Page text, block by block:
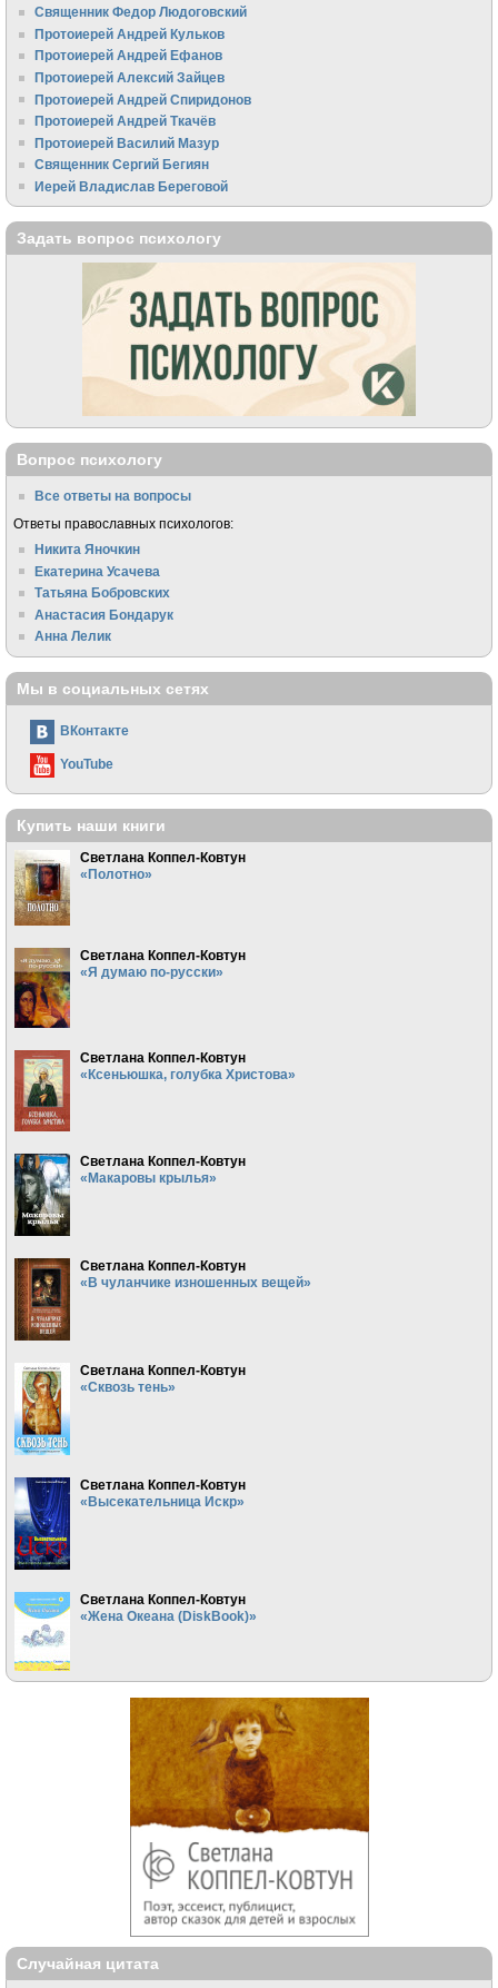
Священник Федор Людоговский
Протоиерей Андрей Кульков
Протоиерей Андрей Ефанов
Протоиерей Алексий Зайцев
Протоиерей Андрей Спиридонов
Протоиерей Андрей Ткачёв
Протоиерей Василий Мазур
Священник Сергий Бегиян
Иерей Владислав Береговой
Задать вопрос психологу
Вопрос психологу
Все ответы на вопросы
Ответы православных психологов:
Никита Яночкин
Екатерина Усачева
Татьяна Бобровских
Анастасия Бондарук
Анна Лелик
Мы в социальных сетях
ВКонтакте
YouTube
Купить наши книги
Светлана Коппел-Ковтун
«Полотно»
Светлана Коппел-Ковтун
«Я думаю по-русски»
Светлана Коппел-Ковтун
«Ксеньюшка, голубка Христова»
Светлана Коппел-Ковтун
«Макаровы крылья»
Светлана Коппел-Ковтун
«В чуланчике изношенных вещей»
Светлана Коппел-Ковтун
«Сквозь тень»
Светлана Коппел-Ковтун
«Высекательница Искр»
Светлана Коппел-Ковтун
«Жена Океана (DiskBook)»
Случайная цитата